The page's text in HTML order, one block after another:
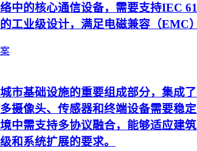
中的核心通信设备，需要支持IEC
工业级设计，满足电磁兼容（EMC
市基础设施的重要组成部分，集成
摄像头、传感器和终端设备需要稳
中需支持多协议融合，能够适应建
和系统扩展的要求。